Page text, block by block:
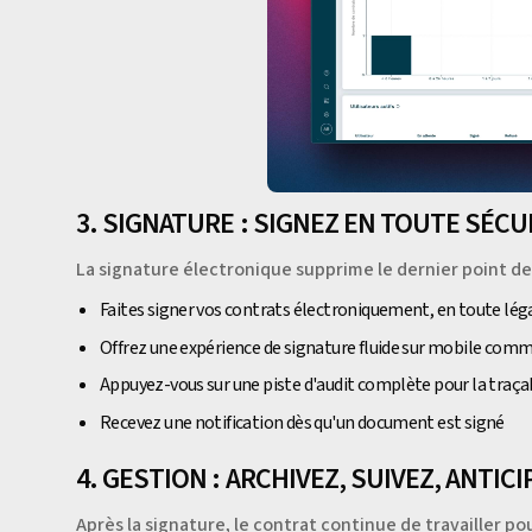
3. SIGNATURE : SIGNEZ EN TOUTE
La signature électronique supprime le dernier point
Faites signer vos contrats électroniquement, en toute
Offrez une expérience de signature fluide sur mobile
Appuyez-vous sur une piste d'audit complète pour la
Recevez une notification dès qu'un document est signé
4. GESTION : ARCHIVEZ, SUIVEZ,
Après la signature, le contrat continue de travailler